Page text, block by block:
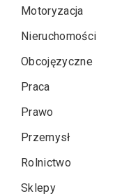
Motoryzacja
Nieruchomości
Obcojęzyczne
Praca
Prawo
Przemysł
Rolnictwo
Sklepy